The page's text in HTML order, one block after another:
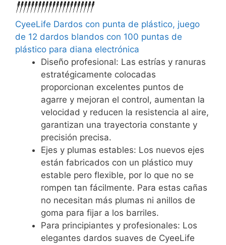
CyeeLife Dardos con punta de plástico, juego
de 12 dardos blandos con 100 puntas de
plástico para diana electrónica
Diseño profesional: Las estrías y ranuras
estratégicamente colocadas
proporcionan excelentes puntos de
agarre y mejoran el control, aumentan la
velocidad y reducen la resistencia al aire,
garantizan una trayectoria constante y
precisión precisa.
Ejes y plumas estables: Los nuevos ejes
están fabricados con un plástico muy
estable pero flexible, por lo que no se
rompen tan fácilmente. Para estas cañas
no necesitan más plumas ni anillos de
goma para fijar a los barriles.
Para principiantes y profesionales: Los
elegantes dardos suaves de CyeeLife